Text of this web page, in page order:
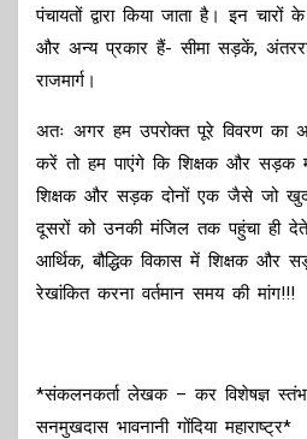
पंचायतों द्वारा किया जाता है। इन
और अन्य प्रकार हैं- सीमा सड़कें,
राजमार्ग।
अतः अगर हम उपरोक्त पूरे विवरण का
करें तो हम पाएंगे कि शिक्षक और
शिक्षक और सड़क दोनों एक जैसे जो
दूसरों को उनकी मंजिल तक पहुंचा ही
आर्थिक, बौद्धिक विकास में शिक्षक और
रेखांकित करना वर्तमान समय की मांग!!!
*संकलनकर्ता लेखक – कर विशेषज्ञ
सनमुखदास भावनानी गोंदिया महाराष्ट्र*